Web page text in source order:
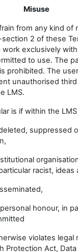
Misuse
from any kind of
2 of these
exclusively
to use. The
prohibited. The
unauthorised
LMS.
is if within the LMS
suppressed
racist, ideas
honour, in
violates legal
Protection Act,